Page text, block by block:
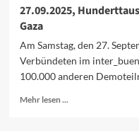
27.09.2025,
Gaza
Am Samstag, den 27.
Verbündeten im
100.000 anderen
Mehr lesen ...